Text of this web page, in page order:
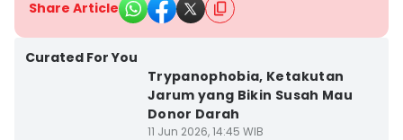
Share Article
Curated For You
Trypanophobia, Ketakutan
Jarum yang Bikin Susah Mau
Donor Darah
11 Jun 2026, 14:45 WIB